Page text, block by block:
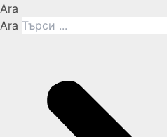
Ara
Ara